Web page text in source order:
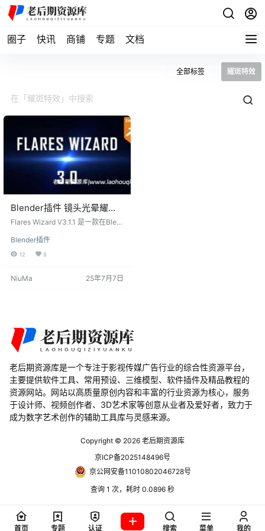
圈子 快讯 商铺 专题 文档
全部标签 耀斑特效
Blender插件 镜头光晕耀斑
特效 Flares Wizard V3.1.1
Flares Wizard V3.1.1 是一款在Blen
插件，支持Cycles和Eevee渲染引
擎。灵感源自After Effects中著名的
头耀斑解决方案，旨在实现快速、
Blender插件
12 0
NiuMa 25年7月7日
老后期资源库是一个专注于影视传媒广告行业的综合性资源平台，
主要提供软件工具、常用预设、三维模型、软件插件及精品教程的
资源网站。网站以高质量原创内容和丰富的行业资源为核心，服务
于设计师、视频创作者、3D艺术家等创意从业者及爱好者，致力于
成为数字艺术创作的辅助工具库与灵感来源。
Copyright © 2026 老后期资源库
京ICP备2025148496号
京公网安备11010802046728号
查询 1 次，耗时 0.0896 秒
首页 专题 认证 搜索 菜单 我的